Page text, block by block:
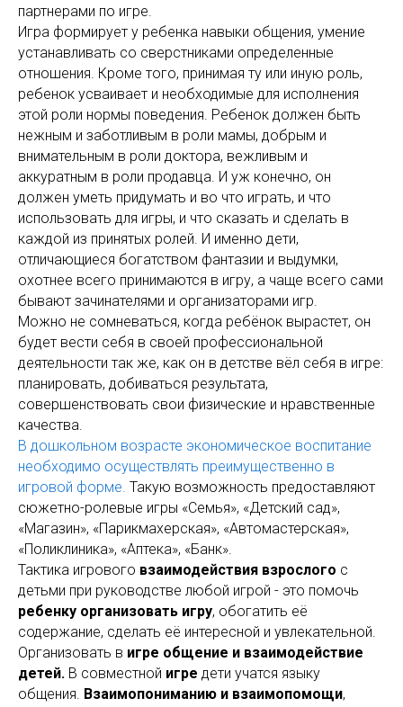
партнерами по игре.
Игра формирует у ребенка навыки общения, умение
устанавливать со сверстниками определенные
отношения. Кроме того, принимая ту или иную роль,
ребенок усваивает и необходимые для исполнения
этой роли нормы поведения. Ребенок должен быть
нежным и заботливым в роли мамы, добрым и
внимательным в роли доктора, вежливым и
аккуратным в роли продавца. И уж конечно, он
должен уметь придумать и во что играть, и что
использовать для игры, и что сказать и сделать в
каждой из принятых ролей. И именно дети,
отличающиеся богатством фантазии и выдумки,
охотнее всего принимаются в игру, а чаще всего сами
бывают зачинателями и организаторами игр.
Можно не сомневаться, когда ребёнок вырастет, он
будет вести себя в своей профессиональной
деятельности так же, как он в детстве вёл себя в игре:
планировать, добиваться результата,
совершенствовать свои физические и нравственные
качества.
В дошкольном возрасте экономическое воспитание
необходимо осуществлять преимущественно в
игровой форме. Такую возможность предоставляют
сюжетно-ролевые игры «Семья», «Детский сад»,
«Магазин», «Парикмахерская», «Автомастерская»,
«Поликлиника», «Аптека», «Банк».
Тактика игрового взаимодействия взрослого с
детьми при руководстве любой игрой - это помочь
ребенку организовать игру, обогатить её
содержание, сделать её интересной и увлекательной.
Организовать в игре общение и взаимодействие
детей. В совместной игре дети учатся языку
общения. Взаимопониманию и взаимопомощи,